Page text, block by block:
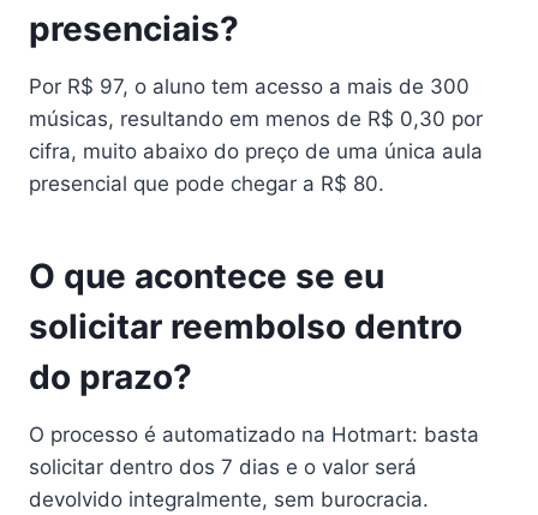
presenciais?
Por R$ 97, o aluno tem acesso a mais de 300
músicas, resultando em menos de R$ 0,30 por
cifra, muito abaixo do preço de uma única aula
presencial que pode chegar a R$ 80.
O que acontece se eu
solicitar reembolso dentro
do prazo?
O processo é automatizado na Hotmart: basta
solicitar dentro dos 7 dias e o valor será
devolvido integralmente, sem burocracia.